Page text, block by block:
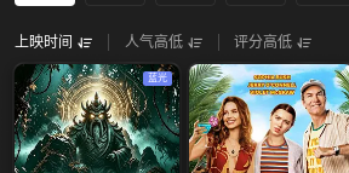
上映时间 人气高低 评分高低
蓝光